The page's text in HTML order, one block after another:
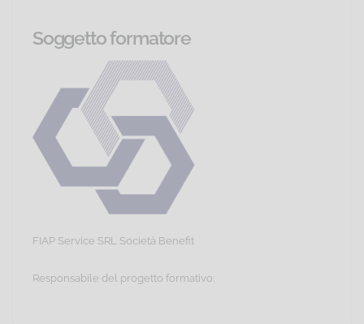
Soggetto formatore
FIAP Service SRL Società Benefit
Responsabile del progetto formativo: